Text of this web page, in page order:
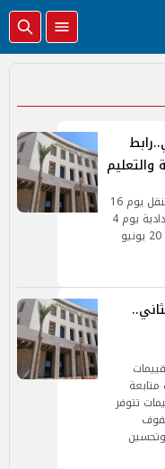
الثاني..رابط
والتعليم
تبدأ امتحانات الفصل الدراسي الثاني لصفوف النقل يوم 16
مايو 2026، بينما تنطلق امتحانات الشهادة الإعدادية يوم 4
يونيو 2026، وتبدأ امتحانات الثانوية العامة يوم 20 يونيو
الثاني 2025 بهدف متابعة
تتوفر